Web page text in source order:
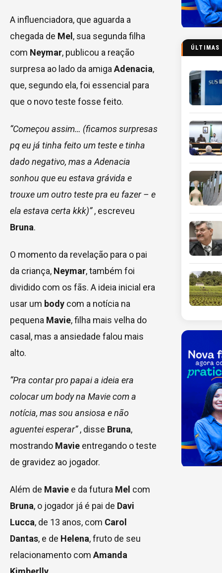
A influenciadora, que aguarda a
chegada de Mel, sua segunda filha
com Neymar, publicou a reação
surpresa ao lado da amiga Adenacia,
que, segundo ela, foi essencial para
que o novo teste fosse feito.
“Começou assim… (ficamos surpresas
pq eu já tinha feito um teste e tinha
dado negativo, mas a Adenacia
sonhou que eu estava grávida e
trouxe um outro teste pra eu fazer – e
ela estava certa kkk)”, escreveu
Bruna.
O momento da revelação para o pai
da criança, Neymar, também foi
dividido com os fãs. A ideia inicial era
usar um body com a notícia na
pequena Mavie, filha mais velha do
casal, mas a ansiedade falou mais
alto.
“Pra contar pro papai a ideia era
colocar um body na Mavie com a
notícia, mas sou ansiosa e não
aguentei esperar”, disse Bruna,
mostrando Mavie entregando o teste
de gravidez ao jogador.
Além de Mavie e da futura Mel com
Bruna, o jogador já é pai de Davi
Lucca, de 13 anos, com Carol
Dantas, e de Helena, fruto de seu
relacionamento com Amanda